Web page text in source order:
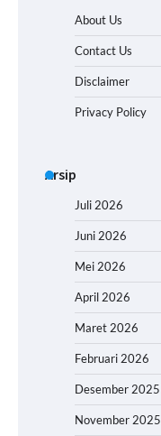
About Us
Contact Us
Disclaimer
Privacy Policy
Arsip
Juli 2026
Juni 2026
Mei 2026
April 2026
Maret 2026
Februari 2026
Desember 2025
November 2025